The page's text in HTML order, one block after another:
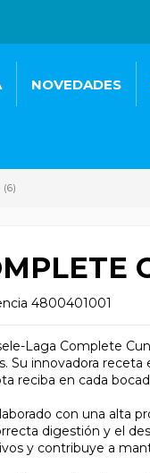
NOVEDADES
(6)
4800401001
Laga Complete
Su innovadora
reciba en cada
con una alta
digestión y el
y contribuye a